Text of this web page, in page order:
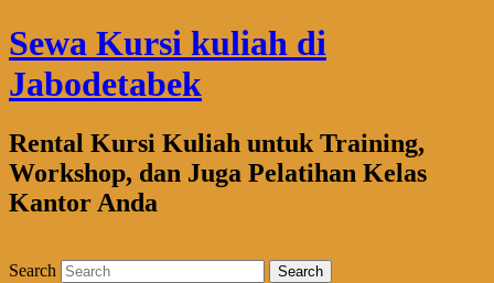
Sewa Kursi kuliah di
Jabodetabek
Rental Kursi Kuliah untuk Training,
Workshop, dan Juga Pelatihan Kelas
Kantor Anda
Search